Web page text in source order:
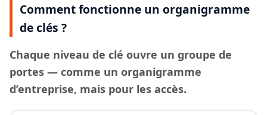
Comment fonctionne un organigramme
de clés ?
Chaque niveau de clé ouvre un groupe de
portes — comme un organigramme
d’entreprise, mais pour les accès.